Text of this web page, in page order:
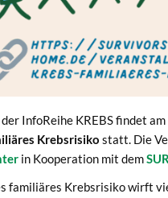
InfoReihe KREBS findet am
Krebsrisiko statt. Die
in Kooperation mit dem
familiäres Krebsrisiko wirft